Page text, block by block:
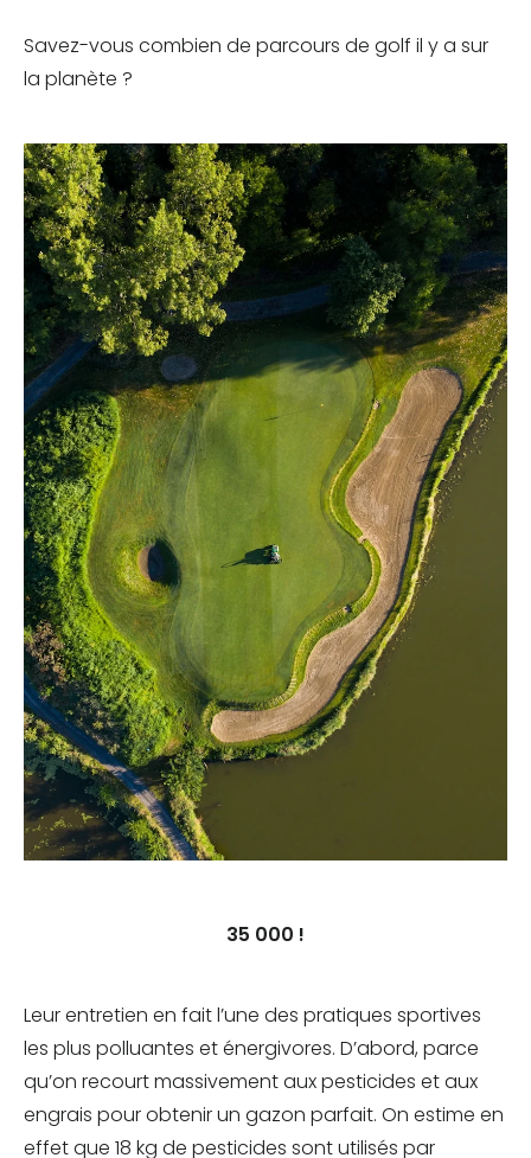
Savez-vous combien de parcours de golf il y a sur
la planète ?
35 000 !
Leur entretien en fait l’une des pratiques sportives
les plus polluantes et énergivores. D’abord, parce
qu’on recourt massivement aux pesticides et aux
engrais pour obtenir un gazon parfait. On estime en
effet que 18 kg de pesticides sont utilisés par